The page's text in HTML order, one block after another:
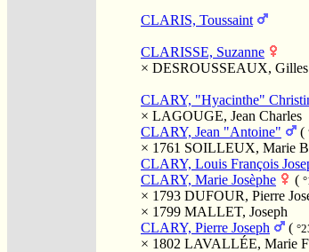
CLARIS, Toussaint
CLARISSE, Suzanne
× DESROUSSEAUX, Gilles
CLARY, "Hyacinthe"
× LAGOUGE, Jean Charles
CLARY, Jean "Antoine"
(
× 1761 SOILLEUX, Marie
CLARY, Louis François
CLARY, Marie Josèphe
(
× 1793 DUFOUR, Pierre
× 1799 MALLET, Joseph
CLARY, Pierre Joseph
(
× 1802 LAVALLÉE, Marie